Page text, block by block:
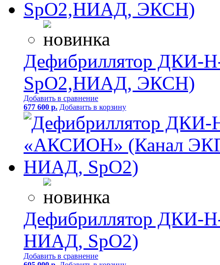
Дефибриллятор ДКИ-
SpO2,НИАД, ЭКСН)
Добавить в сравнение
677 600 р. Добавить в корзину
Дефибриллятор ДКИ-
НИАД, SpO2)
Добавить в сравнение